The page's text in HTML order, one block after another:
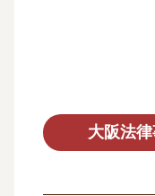
大阪法